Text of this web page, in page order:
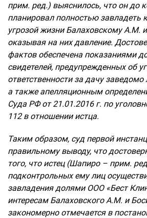
прим. ред.) выяснилось, что он до
планировал полностью завладеть
угрозой жизни Балаховскому А.М.
оказывая на них давление.
фактов обеспечена показаниями
свидетелей, предупрежденных об
ответственности за дачу
а также апелляционным
Суда РФ от 21.01.2016 г. по
112 в отношении истца.
Таким образом, суд первой
правильному выводу, что
того, что истец (Шапиро – прим.
подконтрольных ему лиц
завладения долями ООО «Бест
интересам Балаховского А.М. и
закономерно отмечается в